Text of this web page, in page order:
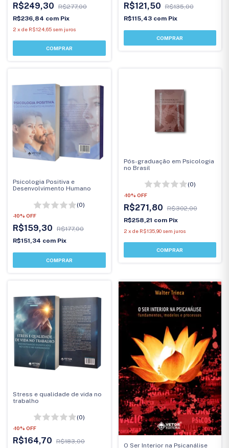
R$249,30
R$277,00
R$236,84 com Pix
2 x de R$124,65 sem juros
R$121,50
R$135,00
R$115,43 com Pix
Psicologia Positiva e
Desenvolvimento Humano
(0)
-10% OFF
R$159,30
R$177,00
R$151,34 com Pix
Pós-graduação em Psicologia
no Brasil
(0)
-10% OFF
R$271,80
R$302,00
R$258,21 com Pix
2 x de R$135,90 sem juros
Stress e qualidade de vida no
trabalho
(0)
-10% OFF
R$164,70
R$183,00
O Ser Interior na Psicanálise